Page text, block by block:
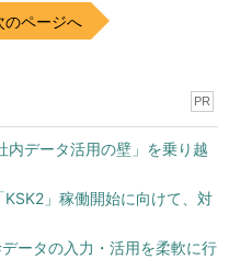
のページへ
PR
内データ活用の壁」を乗り越
」稼働開始に向けて、対
ータの入力・活用を柔軟に行